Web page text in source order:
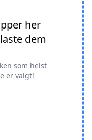
her
dem
som helst
er valgt!